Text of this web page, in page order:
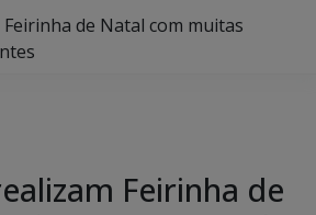
de Natal com muitas
Feirinha de